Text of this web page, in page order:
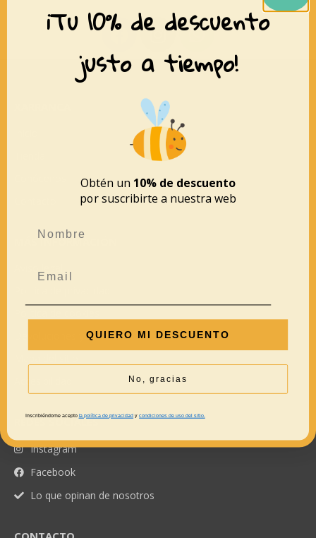
MÁS INFORMACIÓN
Devoluciones y reembolsos
REDES SOCIALES
Instagram
Facebook
Lo que opinan de nosotros
¡Tu 10% de descuento
justo a tiempo!
Obtén un 10% de descuento
por suscribirte a nuestra web
QUIERO MI DESCUENTO
No, gracias
Inscribiéndome acepto la política de privacidad ycondiciones de uso del sitio.